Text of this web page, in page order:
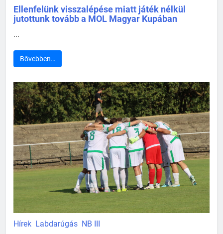
Ellenfelünk visszalépése miatt játék nélkül
jutottunk tovább a MOL Magyar Kupában
...
Bővebben…
Hírek Labdarúgás NB III